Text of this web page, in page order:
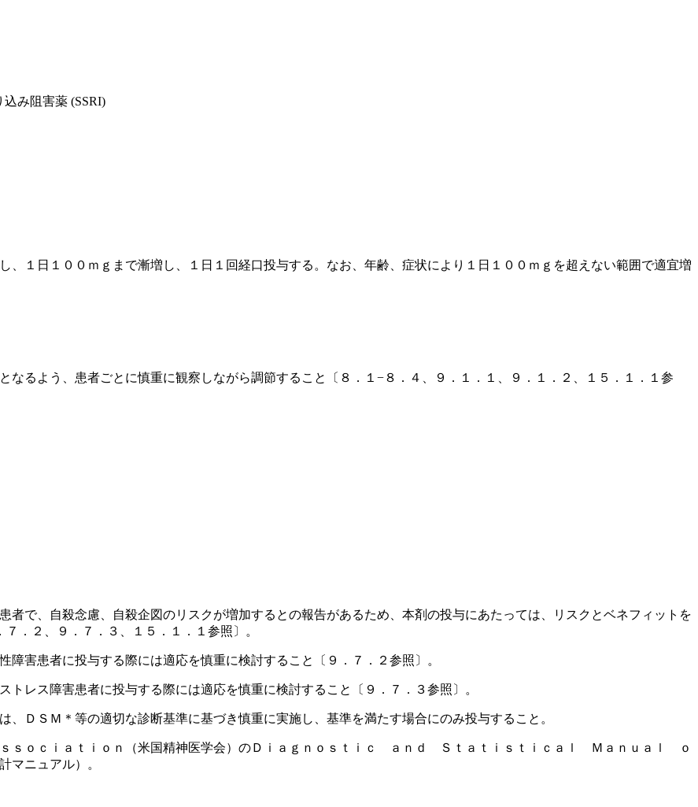
み阻害薬 (SSRI)
、１日１００ｍｇまで漸増し、１日１回経口投与する。なお、年齢、症状により１日１００ｍｇを超えない範囲で適宜増
なるよう、患者ごとに慎重に観察しながら調節すること〔８．１−８．４、９．１．１、９．１．２、１５．１．１参
で、自殺念慮、自殺企図のリスクが増加するとの報告があるため、本剤の投与にあたっては、リスクとベネフィットを
．２、９．７．３、１５．１．１参照〕。
害患者に投与する際には適応を慎重に検討すること〔９．７．２参照〕。
レス障害患者に投与する際には適応を慎重に検討すること〔９．７．３参照〕。
ＤＳＭ＊等の適切な診断基準に基づき慎重に実施し、基準を満たす場合にのみ投与すること。
ｓｏｃｉａｔｉｏｎ（米国精神医学会）のＤｉａｇｎｏｓｔｉｃ ａｎｄ Ｓｔａｔｉｓｔｉｃａｌ Ｍａｎｕａｌ ｏ
ニュアル）。